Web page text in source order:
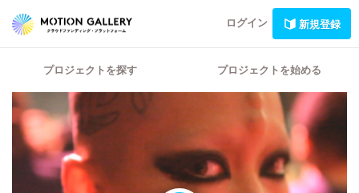
ログイン 新規登録
プロジェクトを探す プロジェクトを始める